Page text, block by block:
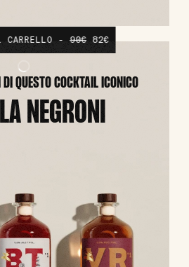
CARRELLO -90€82€
QUESTO COCKTAIL ICONICO
NEGRONI